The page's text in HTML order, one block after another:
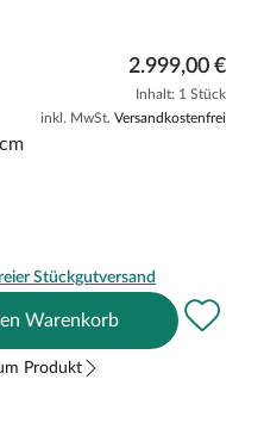
2.999,00 €
Inhalt: 1 Stück
inkl. MwSt. Versandkostenfrei
Stückgutversand
Warenkorb
Produkt